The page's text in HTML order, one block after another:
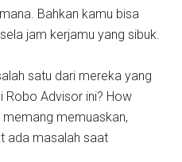
Bahkan kamu bisa
jam kerjamu yang sibuk.
satu dari mereka yang
Robo Advisor ini? How
memuaskan,
ada masalah saat